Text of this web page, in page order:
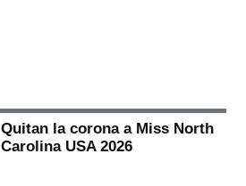
Quitan la corona a Miss North
Carolina USA 2026